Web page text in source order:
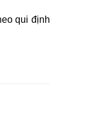
qui định